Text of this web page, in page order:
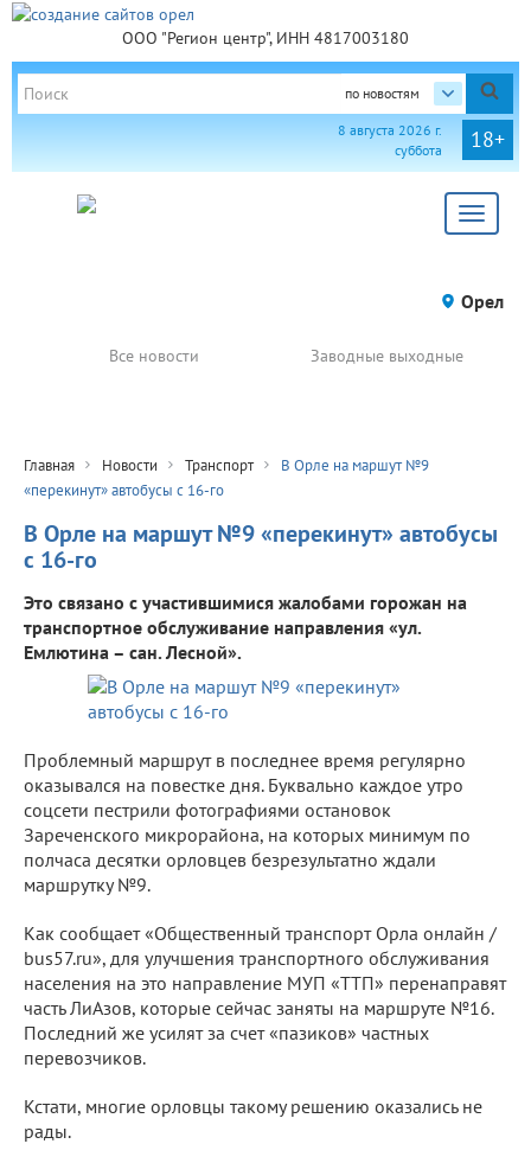
ООО "Регион центр", ИНН 4817003180
по новостям
18+
8 августа 2026 г.
суббота
Toggle
Орел
Все новости Заводные выходные
Главная Новости Транспорт
В Орле на маршут №9
«перекинут» автобусы с 16-го
В Орле на маршут №9 «перекинут» автобусы
с 16-го
Это связано с участившимися жалобами горожан на
транспортное обслуживание направления «ул.
Емлютина – сан. Лесной».
Проблемный маршрут в последнее время регулярно
оказывался на повестке дня. Буквально каждое утро
соцсети пестрили фотографиями остановок
Зареченского микрорайона, на которых минимум по
полчаса десятки орловцев безрезультатно ждали
маршрутку №9.
Как сообщает «Общественный транспорт Орла онлайн /
bus57.ru», для улучшения транспортного обслуживания
населения на это направление МУП «ТТП» перенаправят
часть ЛиАзов, которые сейчас заняты на маршруте №16.
Последний же усилят за счет «пазиков» частных
перевозчиков.
Кстати, многие орловцы такому решению оказались не
рады.